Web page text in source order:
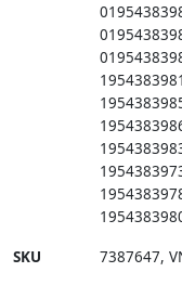
SKU 7387647,